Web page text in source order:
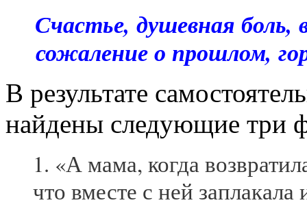
Счастье, душевная боль,
сожаление о прошлом,
В результате
найдены следующие три
1. «А мама, когда
что вместе с ней